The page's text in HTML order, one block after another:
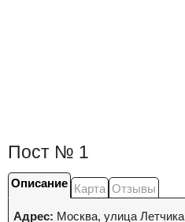
Пост № 1
Описание Карта Отзывы
Адрес: Москва, улица Летчика